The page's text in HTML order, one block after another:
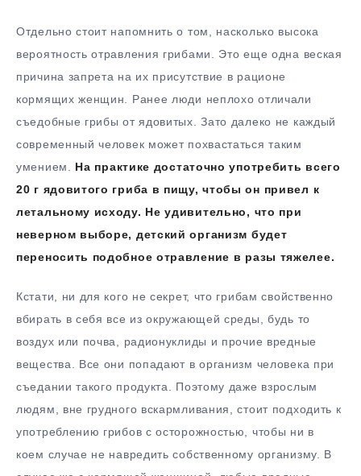
Отдельно стоит напомнить о том, насколько высока
вероятность отравления грибами. Это еще одна веская
причина запрета на их присутствие в рационе
кормящих женщин. Ранее люди неплохо отличали
съедобные грибы от ядовитых. Зато далеко не каждый
современный человек может похвастаться таким
умением. На практике достаточно употребить всего
20 г ядовитого гриба в пищу, чтобы он привел к
летальному исходу. Не удивительно, что при
неверном выборе, детский организм будет
переносить подобное отравление в разы тяжелее.
Кстати, ни для кого не секрет, что грибам свойственно
вбирать в себя все из окружающей среды, будь то
воздух или почва, радионуклиды и прочие вредные
вещества. Все они попадают в организм человека при
съедании такого продукта. Поэтому даже взрослым
людям, вне грудного вскармливания, стоит подходить к
употреблению грибов с осторожностью, чтобы ни в
коем случае не навредить собственному организму. В